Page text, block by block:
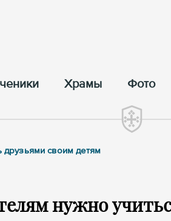
Храмы Фото
друзьями своим детям
нужно